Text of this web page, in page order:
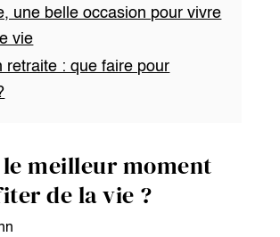
une belle occasion pour vivre
vie
retraite : que faire pour
meilleur moment
de la vie ?